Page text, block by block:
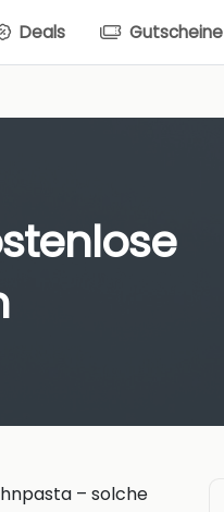
Deals Gutscheine
– solche